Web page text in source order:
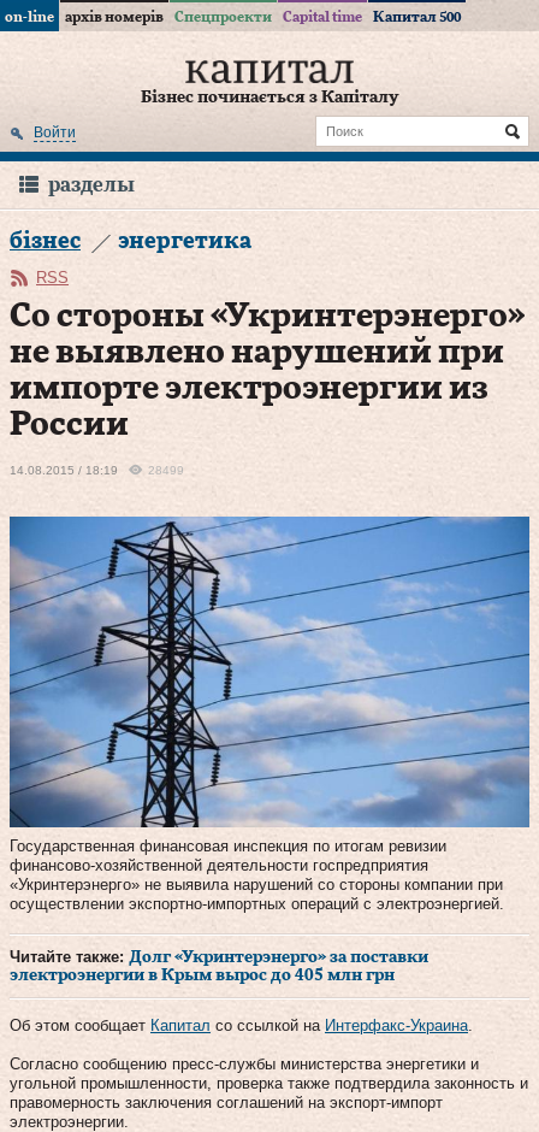
on-line архів номерів Спецпроекти Capital time Капитал 500
Бізнес починається з Капіталу
Войти
разделы
бізнес энергетика
RSS
Со стороны «Укринтерэнерго»
не выявлено нарушений при
импорте электроэнергии из
России
14.08.2015 / 18:19 28499
Государственная финансовая инспекция по итогам ревизии
финансово-хозяйственной деятельности госпредприятия
«Укринтерэнерго» не выявила нарушений со стороны компании при
осуществлении экспортно-импортных операций с электроэнергией.
Читайте также: Долг «Укринтерэнерго» за поставки
электроэнергии в Крым вырос до 405 млн грн
Об этом сообщает Капитал со ссылкой на Интерфакс-Украина
Согласно сообщению пресс-службы министерства энергетики и
угольной промышленности, проверка также подтвердила законность и
правомерность заключения соглашений на экспорт-импорт
электроэнергии.